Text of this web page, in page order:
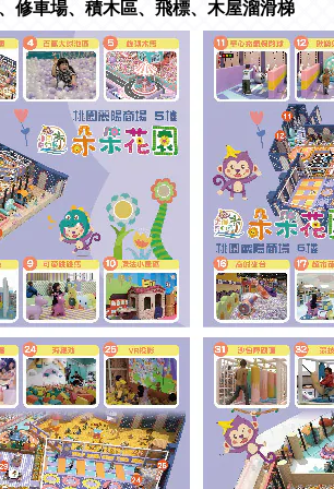
修車場、積木區、飛標、木屋溜滑梯